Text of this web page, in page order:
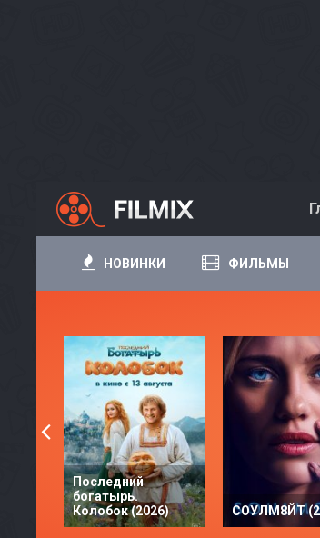
НОВИНКИ ФИЛЬМЫ
Последний
богатырь.
Колобок (2026)
СОУЛМ8ЙТ